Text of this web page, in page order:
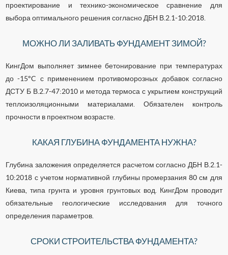
проектирование и технико-экономическое сравнение для
выбора оптимального решения согласно ДБН В.2.1-10:2018.
МОЖНО ЛИ ЗАЛИВАТЬ ФУНДАМЕНТ ЗИМОЙ?
КингДом выполняет зимнее бетонирование при температурах
до -15°C с применением противоморозных добавок согласно
ДСТУ Б В.2.7-47:2010 и метода термоса с укрытием конструкций
теплоизоляционными материалами. Обязателен контроль
прочности в проектном возрасте.
КАКАЯ ГЛУБИНА ФУНДАМЕНТА НУЖНА?
Глубина заложения определяется расчетом согласно ДБН В.2.1-
10:2018 с учетом нормативной глубины промерзания 80 см для
Киева, типа грунта и уровня грунтовых вод. КингДом проводит
обязательные геологические исследования для точного
определения параметров.
СРОКИ СТРОИТЕЛЬСТВА ФУНДАМЕНТА?